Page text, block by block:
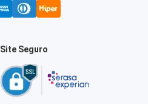
Site Seguro